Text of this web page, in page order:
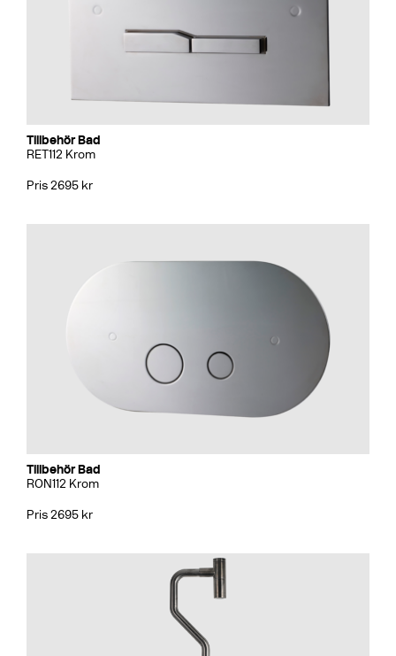
Tillbehör Bad
RET112 Krom
Pris 2695 kr
Tillbehör Bad
RON112 Krom
Pris 2695 kr